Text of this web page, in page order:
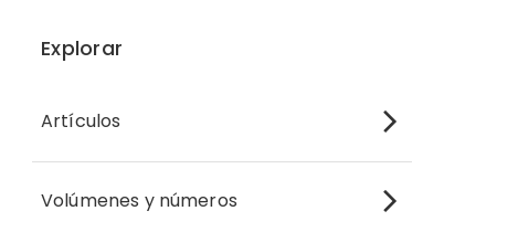
Explorar
Artículos
Volúmenes y números